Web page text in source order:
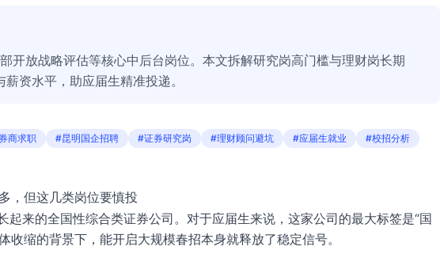
开放战略评估等核心中后台岗位。本文拆解研究岗高门槛与理财岗长期
资水平，助应届生精准投递。
商求职 #昆明国企招聘 #证券研究岗 #理财顾问避坑 #应届生就业 #校招分析
，但这几类岗位要慎投
起来的全国性综合类证券公司。对于应届生来说，这家公司的最大标签是“国
收缩的背景下，能开启大规模春招本身就释放了稳定信号。